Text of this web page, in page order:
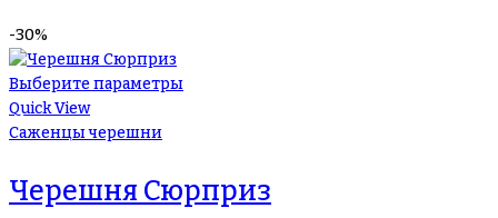
-30%
Выберите параметры
Quick View
Саженцы черешни
Черешня Сюрприз